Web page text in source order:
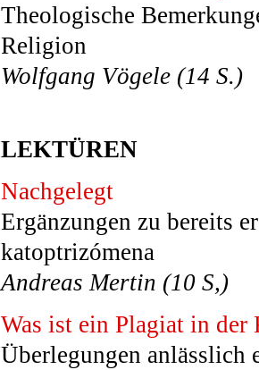
Theologische
Religion
Wolfgang Vögele (14 S.)
LEKTÜREN
Nachgelegt
Ergänzungen zu bereits
katoptrizómena
Andreas Mertin (10 S,)
Was ist ein Plagiat in der
Überlegungen anlässlich